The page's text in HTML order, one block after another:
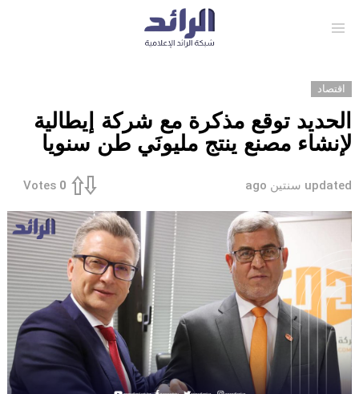
اقتصاد
الحديد توقع مذكرة مع شركة إيطالية
لإنشاء مصنع ينتج مليونَي طن سنويا
updated سنتين ago 0
Votes